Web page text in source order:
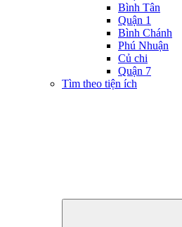
Bình Tân
Quận 1
Bình Chánh
Phú Nhuận
Củ chi
Quận 7
Tìm theo tiện ích